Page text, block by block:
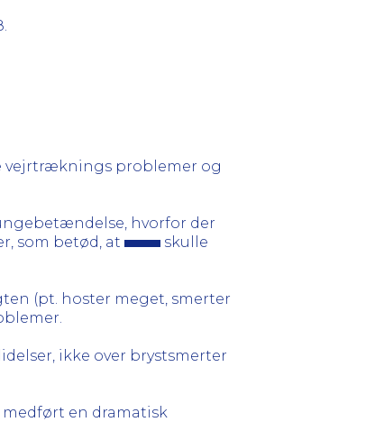
vejrtræknings problemer og
hvorfor der
som betød, at
skulle
(pt. hoster meget, smerter
ikke over brystsmerter
en dramatisk